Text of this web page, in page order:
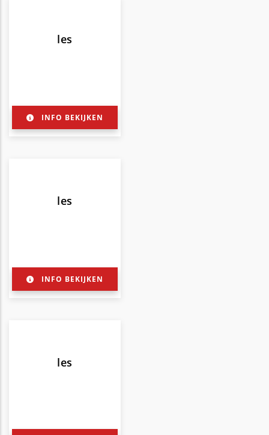
les
INFO BEKIJKEN
les
INFO BEKIJKEN
les